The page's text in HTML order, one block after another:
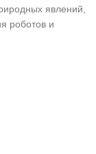
явлений,
роботов и